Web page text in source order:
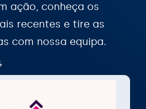
ação, conheça os
recentes e tire as
com nossa equipa.